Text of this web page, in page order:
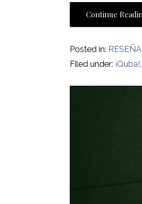
Continue
Posted in:
Filed under: ¡Quba!